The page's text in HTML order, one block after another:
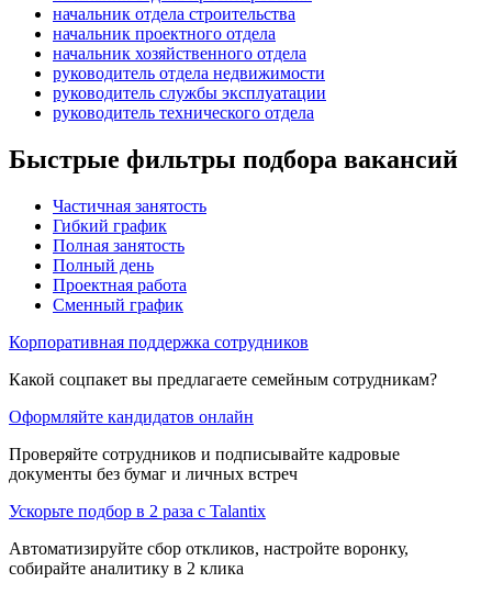
начальник отдела строительства
начальник проектного отдела
начальник хозяйственного отдела
руководитель отдела недвижимости
руководитель службы эксплуатации
руководитель технического отдела
Быстрые фильтры подбора вакансий
Частичная занятость
Гибкий график
Полная занятость
Полный день
Проектная работа
Сменный график
Корпоративная поддержка сотрудников
Какой соцпакет вы предлагаете семейным сотрудникам?
Оформляйте кандидатов онлайн
Проверяйте сотрудников и подписывайте кадровые
документы без бумаг и личных встреч
Ускорьте подбор в 2 раза с Talantix
Автоматизируйте сбор откликов, настройте воронку,
собирайте аналитику в 2 клика